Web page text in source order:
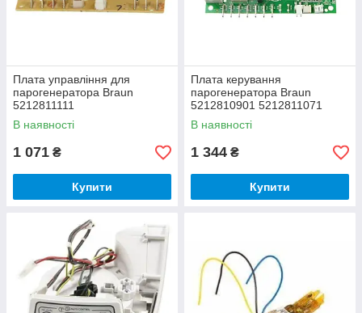
Плата управління для
парогенератора Braun
5212811111
В наявності
1 071 ₴
Купити
Плата керування
парогенератора Braun
5212810901 5212811071
В наявності
1 344 ₴
Купити